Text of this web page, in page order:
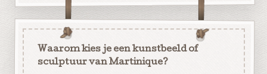
Waarom kies je een kunstbeeld of
sculptuur van Martinique?